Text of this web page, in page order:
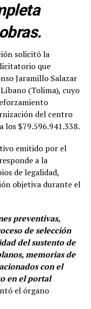
solicitó la
que
Jaramillo Salazar
(Tolima), cuyo
del centro
los $79.596.941.338.
emitido por el
a la
de legalidad,
objetiva durante el
preventivas,
de selección
del sustento de
memorias de
con el
en el portal
el órgano